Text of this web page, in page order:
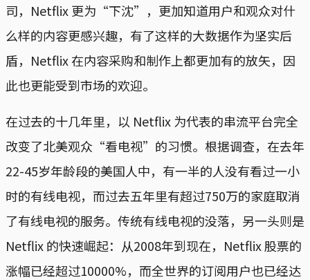
司，Netflix 更为“下沈”，更加知道用户和观众对什
么样的内容更感兴趣，有了这样的大数据作为坚实后
盾，Netflix 在内容采购和制作上都更加有的放矢，因
此也更能受到市场的欢迎。
在过去的十几年里，以 Netflix 为代表的串流平台完全
改变了北美观众“看电视”的习惯。根据调查，在去年
22-45岁年龄段的美国人中，有一半的人没有看过一小
时的有线电视，而过去五年里有超过750万的家庭取消
了有线电视的服务。传统有线电视的没落，另一头则是
Netflix 的快速崛起：从2008年到现在，Netflix 股票的
涨幅已经超过10000%，而全世界的订阅用户也已经达